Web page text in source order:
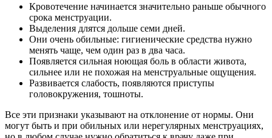
Кровотечение начинается значительно раньше обычного
срока менструации.
Выделения длятся дольше семи дней.
Они очень обильные: гигиенические средства нужно
менять чаще, чем один раз в два часа.
Появляется сильная ноющая боль в области живота,
сильнее или не похожая на менструальные ощущения.
Развивается слабость, появляются приступы
головокружения, тошноты.
Все эти признаки указывают на отклонение от нормы. Они
могут быть и при обильных или нерегулярных менструациях,